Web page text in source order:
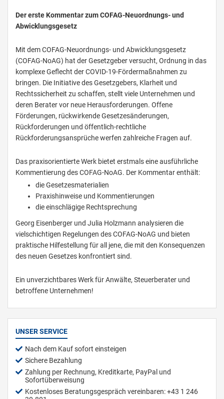
Der erste Kommentar zum COFAG-Neuordnungs- und
Abwicklungsgesetz
Mit dem COFAG-Neuordnungs- und Abwicklungsgesetz
(COFAG-NoAG) hat der Gesetzgeber versucht, Ordnung in das
komplexe Geflecht der COVID-19-Fördermaßnahmen zu
bringen. Die Initiative des Gesetzgebers, Klarheit und
Rechtssicherheit zu schaffen, stellt viele Unternehmen und
deren Berater vor neue Herausforderungen. Offene
Förderungen, rückwirkende Gesetzesänderungen,
Rückforderungen und öffentlich-rechtliche
Rückforderungsansprüche werfen zahlreiche Fragen auf.
Das praxisorientierte Werk bietet erstmals eine ausführliche
Kommentierung des COFAG-NoAG. Der Kommentar enthält:
die Gesetzesmaterialien
Praxishinweise und Kommentierungen
die einschlägige Rechtsprechung
Georg Eisenberger und Julia Holzmann analysieren die
vielschichtigen Regelungen des COFAG-NoAG und bieten
praktische Hilfestellung für all jene, die mit den Konsequenzen
des neuen Gesetzes konfrontiert sind.
Ein unverzichtbares Werk für Anwälte, Steuerberater und
betroffene Unternehmen!
UNSER SERVICE
Nach dem Kauf sofort einsteigen
Sichere Bezahlung
Zahlung per Rechnung, Kreditkarte, PayPal und
Sofortüberweisung
Kostenloses Beratungsgespräch vereinbaren: +43 1 246